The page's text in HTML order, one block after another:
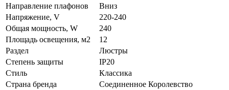
Направление плафонов
Вниз
Напряжение, V
220-240
Общая мощность, W
240
Площадь освещения, м2
12
Раздел
Люстры
Степень защиты
IP20
Стиль
Классика
Страна бренда
Соединенное Королевство